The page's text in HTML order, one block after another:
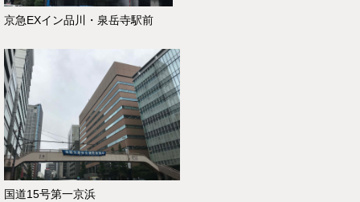
京急EXイン品川・泉岳寺駅前
国道15号第一京浜